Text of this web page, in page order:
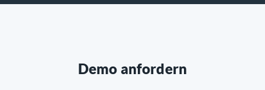
Demo anfordern